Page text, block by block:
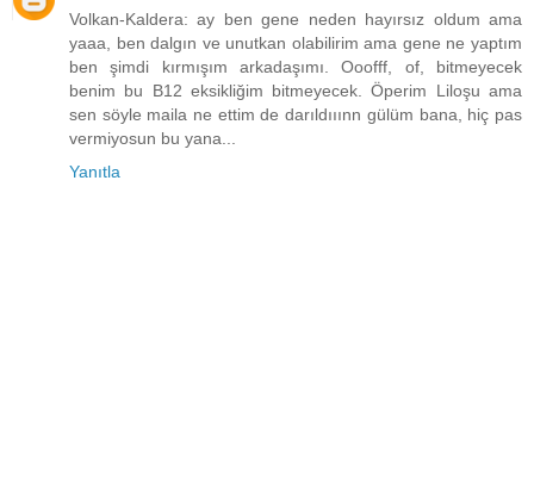
Volkan-Kaldera: ay ben gene neden hayırsız oldum ama
yaaa, ben dalgın ve unutkan olabilirim ama gene ne yaptım
ben şimdi kırmışım arkadaşımı. Ooofff, of, bitmeyecek
benim bu B12 eksikliğim bitmeyecek. Öperim Liloşu ama
sen söyle maila ne ettim de darıldııınn gülüm bana, hiç pas
vermiyosun bu yana...
Yanıtla